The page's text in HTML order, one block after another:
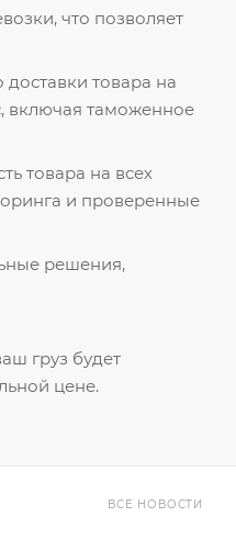
что позволяет
товара на
включая таможенное
товара на всех
и проверенные
решения,
груз будет
цене.
ВСЕ НОВОСТИ